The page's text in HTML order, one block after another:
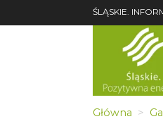
ŚLĄSKIE.
Główna